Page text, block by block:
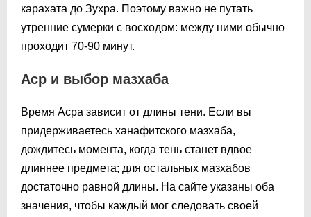
карахата до Зухра. Поэтому важно не путать
утренние сумерки с восходом: между ними обычно
проходит 70-90 минут.
Аср и выбор мазхаба
Время Асра зависит от длины тени. Если вы
придерживаетесь ханафитского мазхаба,
дождитесь момента, когда тень станет вдвое
длиннее предмета; для остальных мазхабов
достаточно равной длины. На сайте указаны оба
значения, чтобы каждый мог следовать своей